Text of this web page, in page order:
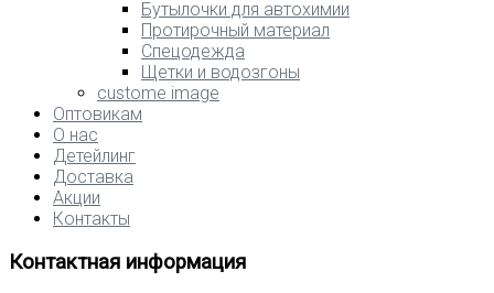
Бутылочки для автохимии
Протирочный материал
Спецодежда
Щетки и водозгоны
custome image
Оптовикам
О нас
Детейлинг
Доставка
Акции
Контакты
Контактная информация